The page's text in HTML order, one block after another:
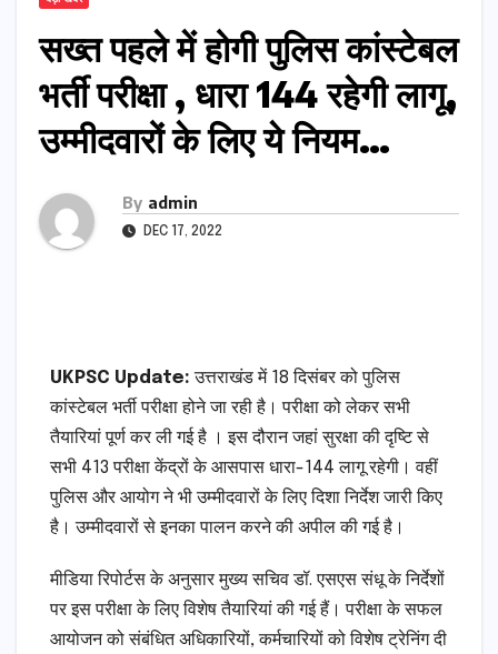
सख्त पहले में होगी पुलिस कांस्टेबल
भर्ती परीक्षा , धारा 144 रहेगी लागू,
उम्मीदवारों के लिए ये नियम…
By admin
DEC 17, 2022
UKPSC Update: उत्तराखंड में 18 दिसंबर को पुलिस
कांस्टेबल भर्ती परीक्षा होने जा रही है। परीक्षा को लेकर सभी
तैयारियां पूर्ण कर ली गई है । इस दौरान जहां सुरक्षा की दृष्टि से
सभी 413 परीक्षा केंद्रों के आसपास धारा-144 लागू रहेगी। वहीं
पुलिस और आयोग ने भी उम्मीदवारों के लिए दिशा निर्देश जारी किए
है। उम्मीदवारों से इनका पालन करने की अपील की गई है।
मीडिया रिपोर्टस के अनुसार मुख्य सचिव डॉ. एसएस संधू के निर्देशों
पर इस परीक्षा के लिए विशेष तैयारियां की गई हैं। परीक्षा के सफल
आयोजन को संबंधित अधिकारियों, कर्मचारियों को विशेष ट्रेनिंग दी